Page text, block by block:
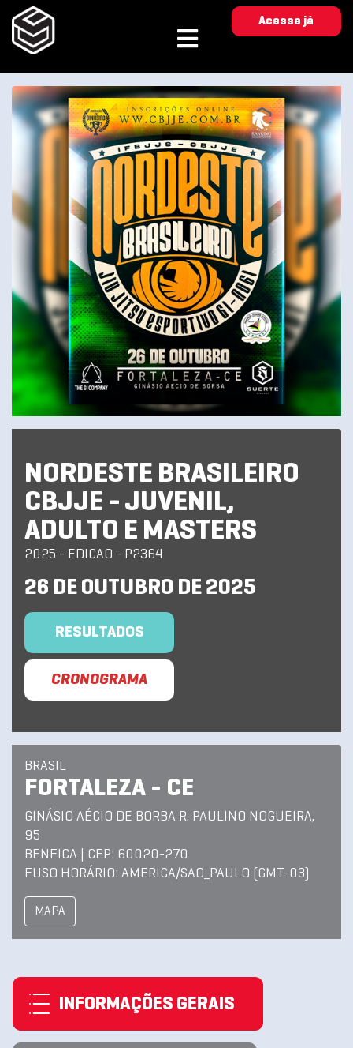
Acesse já
NORDESTE BRASILEIRO
CBJJE - JUVENIL,
ADULTO E MASTERS
2025 - EDICAO - P2364
26 DE OUTUBRO DE 2025
RESULTADOS
CRONOGRAMA
BRASIL
FORTALEZA - CE
GINÁSIO AÉCIO DE BORBA R. PAULINO NOGUEIRA,
95
BENFICA | CEP: 60020-270
FUSO HORÁRIO: AMERICA/SAO_PAULO (GMT-03)
MAPA
INFORMAÇÕES GERAIS